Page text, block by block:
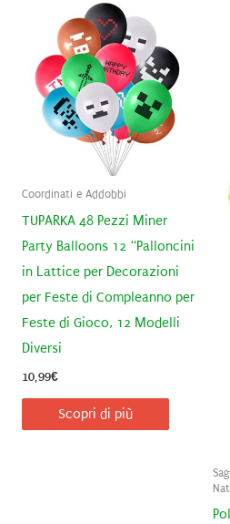
Coordinati e Addobbi
TUPARKA 48 Pezzi Miner
Party Balloons 12 “Palloncini
in Lattice per Decorazioni
per Feste di Compleanno per
Feste di Gioco, 12 Modelli
Diversi
10,99€
Scopri di più